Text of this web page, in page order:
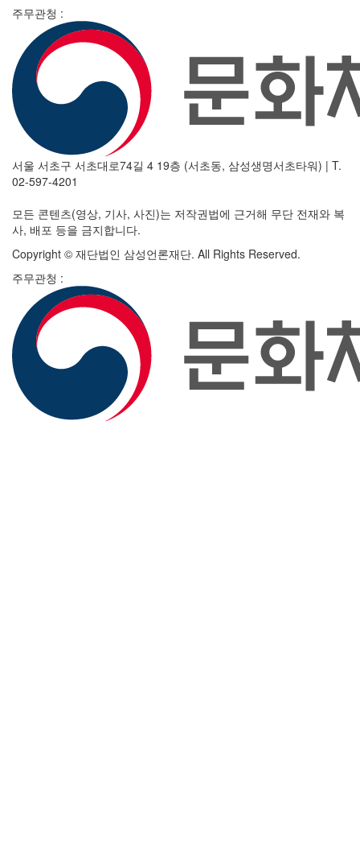
주무관청 :
서울 서초구 서초대로74길 4 19층 (서초동, 삼성생명서초타워) | T.
02-597-4201
모든 콘텐츠(영상, 기사, 사진)는 저작권법에 근거해 무단 전재와 복
사, 배포 등을 금지합니다.
Copyright © 재단법인 삼성언론재단. All Rights Reserved.
주무관청 :